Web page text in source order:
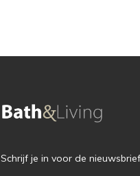
Schrijf je in voor de